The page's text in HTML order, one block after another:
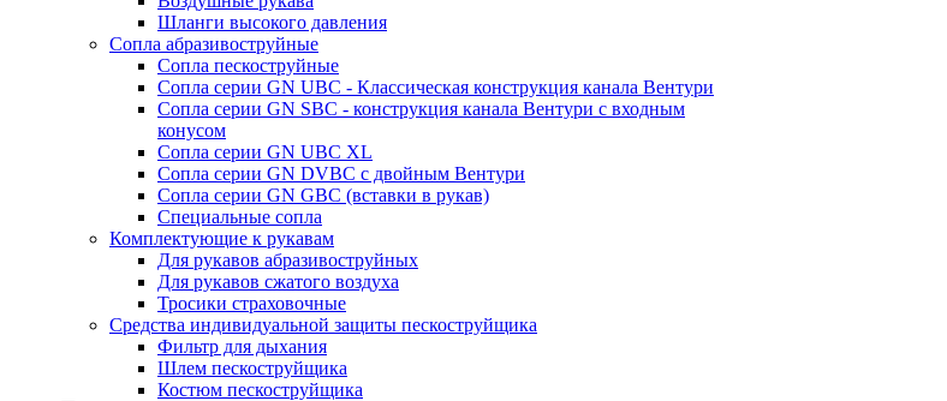
Шланги высокого давления
Сопла абразивоструйные
Сопла пескоструйные
Сопла серии GN UBC - Классическая конструкция канала Вентури
Сопла серии GN SBC - конструкция канала Вентури c входным
конусом
Сопла серии GN UBC XL
Сопла серии GN DVBC с двойным Вентури
Сопла серии GN GBC (вставки в рукав)
Специальные сопла
Комплектующие к рукавам
Для рукавов абразивоструйных
Для рукавов сжатого воздуха
Тросики страховочные
Средства индивидуальной защиты пескоструйщика
Фильтр для дыхания
Шлем пескоструйщика
Костюм пескоструйщика